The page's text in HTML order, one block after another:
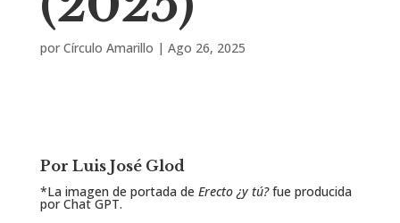
por Círculo Amarillo | Ago 26, 2025
Por Luis José Glod
*La imagen de portada de Erecto ¿y tú?fue producida
por Chat GPT.